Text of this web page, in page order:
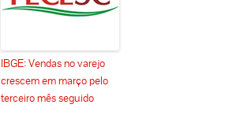
IBGE: Vendas no varejo
crescem em março pelo
terceiro mês seguido